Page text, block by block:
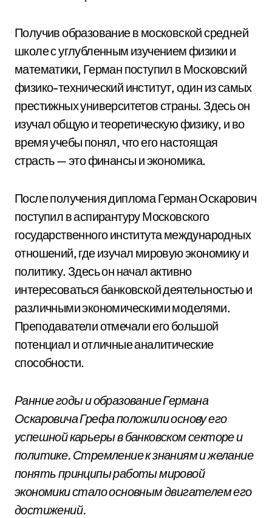
Получив образование в московской средней
школе с углубленным изучением физики и
математики, Герман поступил в Московский
физико-технический институт, один из самых
престижных университетов страны. Здесь он
изучал общую и теоретическую физику, и во
время учебы понял, что его настоящая
страсть — это финансы и экономика.
После получения диплома Герман Оскарович
поступил в аспирантуру Московского
государственного института международных
отношений, где изучал мировую экономику и
политику. Здесь он начал активно
интересоваться банковской деятельностью и
различными экономическими моделями.
Преподаватели отмечали его большой
потенциал и отличные аналитические
способности.
Ранние годы и образование Германа
Оскаровича Грефа положили основу его
успешной карьеры в банковском секторе и
политике. Стремление к знаниям и желание
понять принципы работы мировой
экономики стало основным двигателем его
достижений.